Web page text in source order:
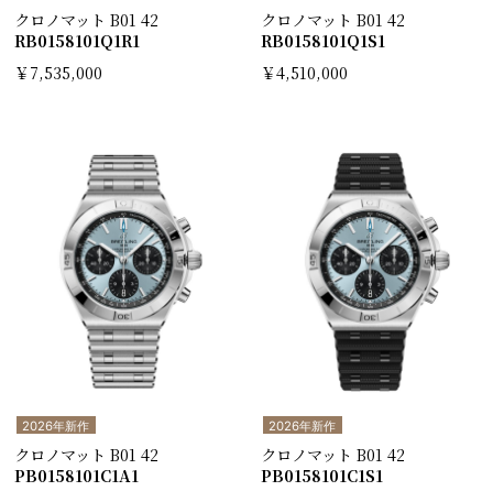
クロノマット B01 42
RB0158101Q1R1
￥7,535,000
クロノマット B01 42
RB0158101Q1S1
￥4,510,000
2026年新作
クロノマット B01 42
PB0158101C1A1
2026年新作
クロノマット B01 42
PB0158101C1S1